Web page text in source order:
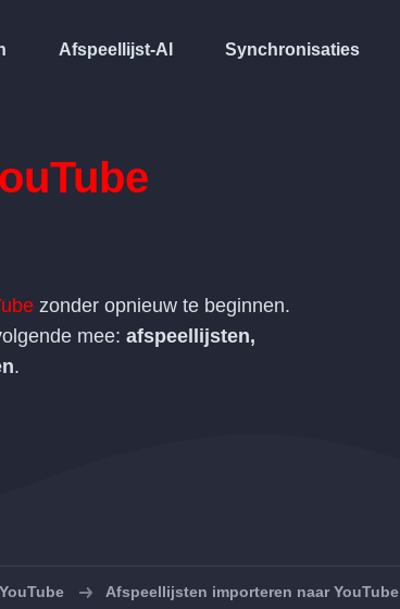
Afspeellijst-AI Synchronisaties
zonder opnieuw te beginnen.
mee: afspeellijsten,
.
YouTube Afspeellijsten importeren naar YouTube